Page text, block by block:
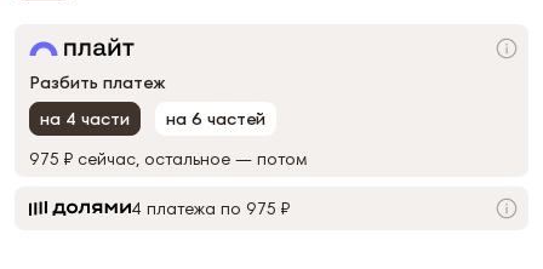
Разбить платеж
на 4 части
на 6 частей
975 ₽ сейчас, остальное — потом
4 платежа по 975 ₽